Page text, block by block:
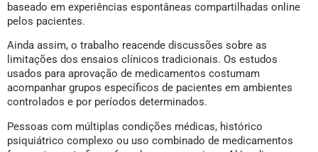
baseado em experiências espontâneas compartilhadas online
pelos pacientes.
Ainda assim, o trabalho reacende discussões sobre as
limitações dos ensaios clínicos tradicionais. Os estudos
usados para aprovação de medicamentos costumam
acompanhar grupos específicos de pacientes em ambientes
controlados e por períodos determinados.
Pessoas com múltiplas condições médicas, histórico
psiquiátrico complexo ou uso combinado de medicamentos